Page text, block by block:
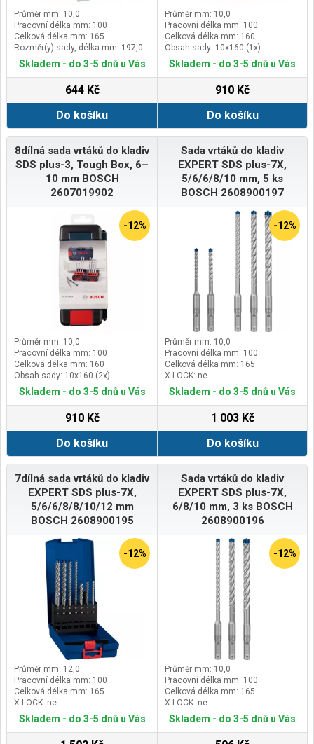
Průměr mm: 10,0
Pracovní délka mm: 100
Celková délka mm: 165
Rozměr(y) sady, délka mm: 197,0
Skladem - do 3-5 dnů u Vás
644 Kč
Do košíku
Průměr mm: 10,0
Pracovní délka mm: 100
Celková délka mm: 160
Obsah sady: 10x160 (1x)
Skladem - do 3-5 dnů u Vás
910 Kč
Do košíku
8dílná sada vrtáků do kladiv
SDS plus-3, Tough Box, 6–
10 mm BOSCH
2607019902
-12%
Průměr mm: 10,0
Pracovní délka mm: 100
Celková délka mm: 160
Obsah sady: 10x160 (2x)
Skladem - do 3-5 dnů u Vás
910 Kč
Do košíku
Sada vrtáků do kladiv
EXPERT SDS plus-7X,
5/6/6/8/10 mm, 5 ks
BOSCH 2608900197
-12%
Průměr mm: 10,0
Pracovní délka mm: 100
Celková délka mm: 165
X-LOCK: ne
Skladem - do 3-5 dnů u Vás
1 003 Kč
Do košíku
7dílná sada vrtáků do kladiv
EXPERT SDS plus-7X,
5/6/6/8/8/10/12 mm
BOSCH 2608900195
-12%
Průměr mm: 12,0
Pracovní délka mm: 100
Celková délka mm: 165
X-LOCK: ne
Skladem - do 3-5 dnů u Vás
Sada vrtáků do kladiv
EXPERT SDS plus-7X,
6/8/10 mm, 3 ks BOSCH
2608900196
-12%
Průměr mm: 10,0
Pracovní délka mm: 100
Celková délka mm: 165
X-LOCK: ne
Skladem - do 3-5 dnů u Vás